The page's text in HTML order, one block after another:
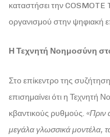
καταστήσει την COSMOTE
οργανισμού στην ψηφιακή
Η Τεχνητή Νοημοσύνη
Στο επίκεντρο της
επισημαίνει ότι η Τεχνητή
κβαντικούς ρυθμούς. «Πριν
μεγάλα γλωσσικά μοντέλα,